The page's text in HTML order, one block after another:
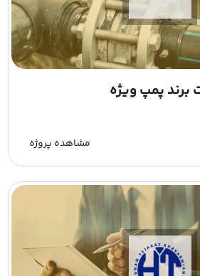
برند پمپ ویژه
مشاهده پروژه